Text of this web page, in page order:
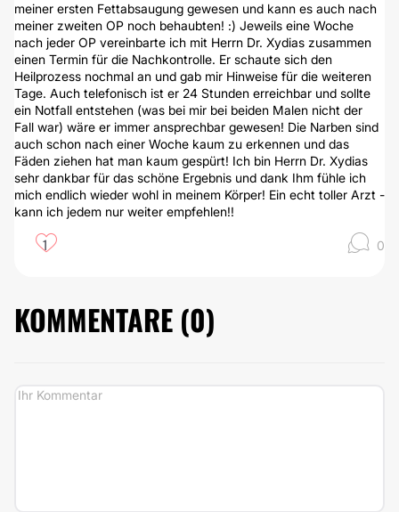
meiner ersten Fettabsaugung gewesen und kann es auch nach
meiner zweiten OP noch behaubten! :) Jeweils eine Woche
nach jeder OP vereinbarte ich mit Herrn Dr. Xydias zusammen
einen Termin für die Nachkontrolle. Er schaute sich den
Heilprozess nochmal an und gab mir Hinweise für die weiteren
Tage. Auch telefonisch ist er 24 Stunden erreichbar und sollte
ein Notfall entstehen (was bei mir bei beiden Malen nicht der
Fall war) wäre er immer ansprechbar gewesen! Die Narben sind
auch schon nach einer Woche kaum zu erkennen und das
Fäden ziehen hat man kaum gespürt! Ich bin Herrn Dr. Xydias
sehr dankbar für das schöne Ergebnis und dank Ihm fühle ich
mich endlich wieder wohl in meinem Körper! Ein echt toller Arzt -
kann ich jedem nur weiter empfehlen!!
1 0
KOMMENTARE (0)